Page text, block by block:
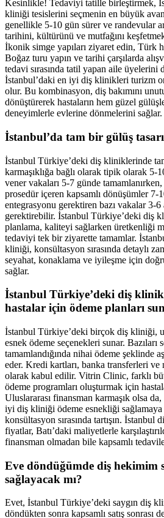
Kesinlikle! Tedaviyi tatille birleştirmek,
kliniği tesislerini seçmenin en büyük
genellikle 5-10 gün sürer ve randevular
tarihini, kültürünü ve mutfağını
İkonik simge yapıları ziyaret edin, Türk
Boğaz turu yapın ve tarihi çarşılarda
tedavi sırasında tatil yapan aile üyelerini
İstanbul’daki en iyi diş klinikleri turizm
olur. Bu kombinasyon, diş bakımını
dönüştürerek hastaların hem güzel
deneyimlerle evlerine dönmelerini sağlar.
İstanbul’da tam bir gülüş
İstanbul Türkiye’deki diş kliniklerinde
karmaşıklığa bağlı olarak tipik olarak 5-
vener vakaları 5-7 günde
prosedür içeren kapsamlı dönüşümler
entegrasyonu gerektiren bazı vakalar 3-
gerektirebilir. İstanbul Türkiye’deki diş
planlama, kaliteyi sağlarken üretkenliği
tedaviyi tek bir ziyarette tamamlar.
kliniği, konsültasyon sırasında detaylı
seyahat, konaklama ve iyileşme için
sağlar.
İstanbul Türkiye’deki diş
hastalar için ödeme planları
İstanbul Türkiye’deki birçok diş kliniği,
esnek ödeme seçenekleri sunar. Bazıları
tamamlandığında nihai ödeme şeklinde
eder. Kredi kartları, banka transferleri ve
olarak kabul edilir. Vitrin Clinic, farklı
ödeme programları oluşturmak için
Uluslararası finansman karmaşık olsa
iyi diş kliniği ödeme esnekliği sağlamaya
konsültasyon sırasında tartışın.
fiyatlar, Batı’daki maliyetlerle
finansman olmadan bile kapsamlı
Eve döndüğümde diş hekimim
sağlayacak mı?
Evet, İstanbul Türkiye’deki saygın diş
döndükten sonra kapsamlı satış sonrası